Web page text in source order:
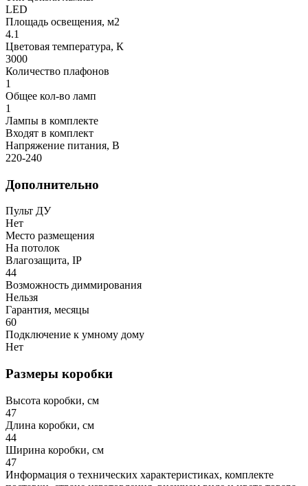
LED
Площадь освещения, м2
4.1
Цветовая температура, К
3000
Количество плафонов
1
Общее кол-во ламп
1
Лампы в комплекте
Входят в комплект
Напряжение питания, В
220-240
Дополнительно
Пульт ДУ
Нет
Место размещения
На потолок
Влагозащита, IP
44
Возможность диммирования
Нельзя
Гарантия, месяцы
60
Подключение к умному дому
Нет
Размеры коробки
Высота коробки, см
47
Длина коробки, см
44
Ширина коробки, см
47
Информация о технических характеристиках, комплекте